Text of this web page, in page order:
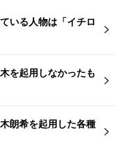
いる人物は「イチロ
を起用しなかったも
朗希を起用した各種